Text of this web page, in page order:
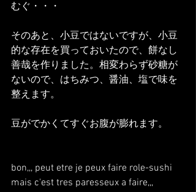
むぐ・・・
そのあと、小豆ではないですが、小豆
的な存在を買っておいたので、餅なし
善哉を作りました。相変わらず砂糖が
ないので、はちみつ、醤油、塩で味を
整えます。
豆がでかくてすぐお腹が膨れます。
bon,,, peut etre je peux faire role-sushi
mais c'est tres paresseux a faire,,,